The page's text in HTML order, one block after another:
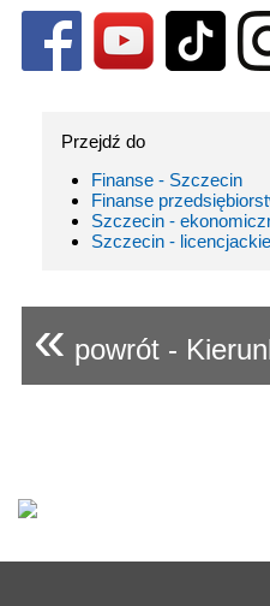
Przejdź do
Finanse - Szczecin
Finanse
Szczecin -
Szczecin - licencjackie
« powrót -